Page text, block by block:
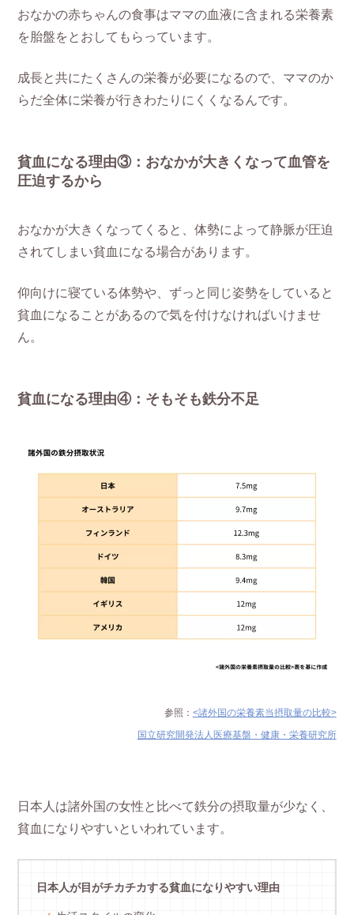
おなかの赤ちゃんの食事はママの血液に含まれる栄養素
を胎盤をとおしてもらっています。
成長と共にたくさんの栄養が必要になるので、ママのか
らだ全体に栄養が行きわたりにくくなるんです。
貧血になる理由③：おなかが大きくなって血管を
圧迫するから
おなかが大きくなってくると、体勢によって静脈が圧迫
されてしまい貧血になる場合があります。
仰向けに寝ている体勢や、ずっと同じ姿勢をしていると
貧血になることがあるので気を付けなければいけませ
ん。
貧血になる理由④：そもそも鉄分不足
参照： <諸外国の栄養素当摂取量の比較>
国立研究開発法人医療基盤・健康・栄養研究所
日本人は諸外国の女性と比べて鉄分の摂取量が少なく、
貧血になりやすいといわれています。
日本人が目がチカチカする貧血になりやすい理由